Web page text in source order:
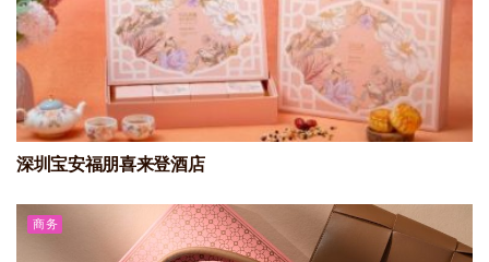
深圳宝安福朋喜来登酒店
商务